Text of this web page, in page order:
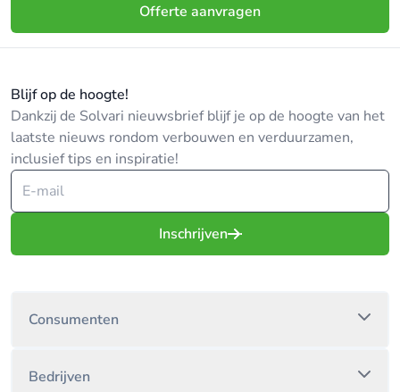
Offerte aanvragen
Blijf op de hoogte!
Dankzij de Solvari nieuwsbrief blijf je op de hoogte van het
laatste nieuws rondom verbouwen en verduurzamen,
inclusief tips en inspiratie!
Inschrijven
Consumenten
Bedrijven